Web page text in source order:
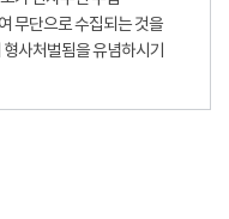
무단으로 수집되는 것을
사처벌됨을 유념하시기